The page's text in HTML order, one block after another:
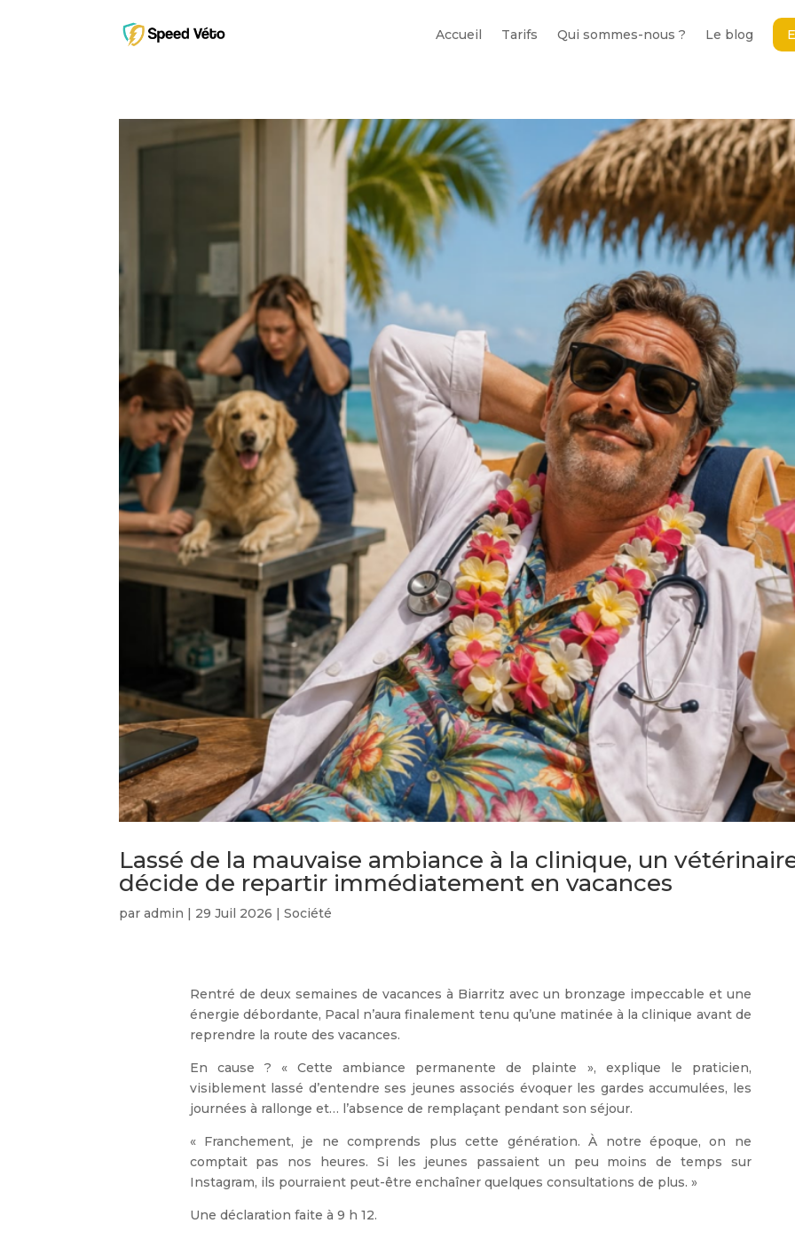
Accueil Tarifs Qui sommes-nous ? Le blog
Accueil Tarifs Qui sommes-nous ? Le blog
Lassé de la mauvaise ambiance à la clinique, un
décide de repartir immédiatement en vacances
paradmin | 29 Juil 2026 |Société
Rentré de deux semaines de vacances à Biarritz avec un bronzage impeccable et une
énergie débordante, Pacal n’aura finalement tenu qu’une matinée à la clinique avant de
reprendre la route des vacances.
En cause ? « Cette ambiance permanente de plainte », explique le praticien,
visiblement lassé d’entendre ses jeunes associés évoquer les gardes accumulées, les
journées à rallonge et… l’absence de remplaçant pendant son séjour.
« Franchement, je ne comprends plus cette génération. À notre époque, on ne
comptait pas nos heures. Si les jeunes passaient un peu moins de temps sur
Instagram, ils pourraient peut-être enchaîner quelques consultations de plus. »
Une déclaration faite à 9 h 12.